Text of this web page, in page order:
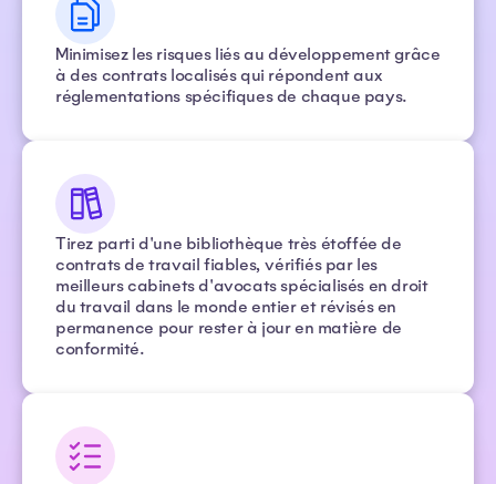
Minimisez les risques liés au développement grâce
à des contrats localisés qui répondent aux
réglementations spécifiques de chaque pays.
Tirez parti d'une bibliothèque très étoffée de
contrats de travail fiables, vérifiés par les
meilleurs cabinets d'avocats spécialisés en droit
du travail dans le monde entier et révisés en
permanence pour rester à jour en matière de
conformité.